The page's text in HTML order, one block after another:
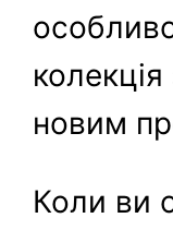
новим
Коли ви